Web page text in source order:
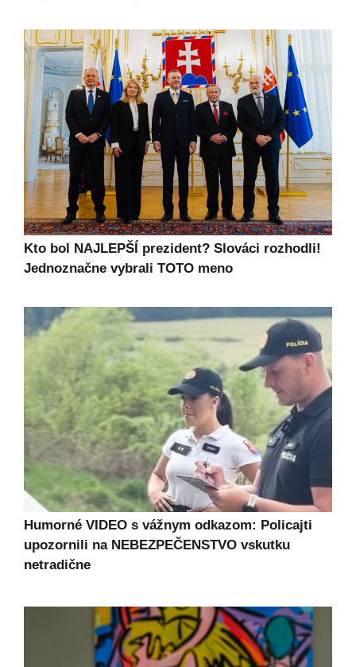
Kto bol NAJLEPŠÍ prezident? Slováci rozhodli!
Jednoznačne vybrali TOTO meno
Humorné VIDEO s vážnym odkazom: Policajti
upozornili na NEBEZPEČENSTVO vskutku
netradične